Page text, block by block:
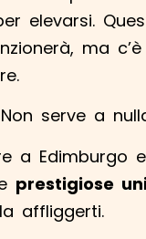
elevarsi.
ma
serve a
a Edimburgo
prestigiose
affliggerti.